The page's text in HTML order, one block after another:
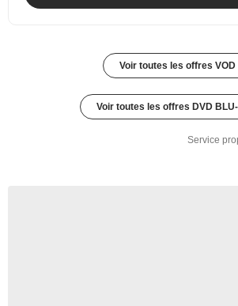
Voir toutes les offres VOD
Voir toutes les offres DVD
Service